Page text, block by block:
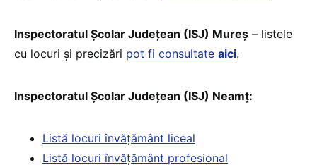
Inspectoratul Școlar Județean (ISJ) Mureş – listele
cu locuri și precizări pot fi consultate aici.
Inspectoratul Școlar Județean (ISJ) Neamţ:
Listă locuri învățământ liceal
Listă locuri învățământ profesional